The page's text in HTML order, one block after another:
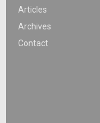
Articles
Archives
Contact